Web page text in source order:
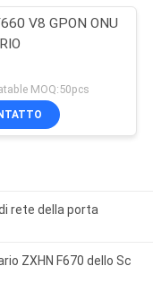
V8 GPON ONU
MOQ:50pcs
rete della porta
ZXHN F670 dello Sc